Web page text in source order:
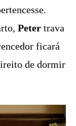
Peter trava
ficará
de dormir